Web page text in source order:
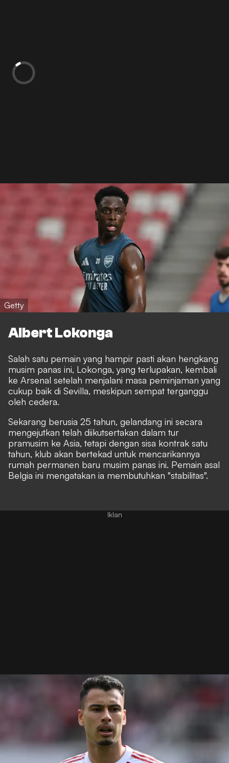
Getty
Albert Lokonga
Salah satu pemain yang hampir pasti akan hengkang
musim panas ini, Lokonga, yang terlupakan, kembali
ke Arsenal setelah menjalani masa peminjaman yang
cukup baik di Sevilla, meskipun sempat terganggu
oleh cedera.
Sekarang berusia 25 tahun, gelandang ini secara
mengejutkan telah diikutsertakan dalam tur
pramusim ke Asia, tetapi dengan sisa kontrak satu
tahun, klub akan bertekad untuk mencarikannya
rumah permanen baru musim panas ini. Pemain asal
Belgia ini mengatakan ia membutuhkan "stabilitas".